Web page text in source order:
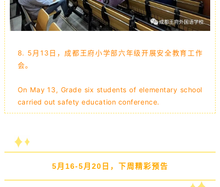
8. 5月13日，成都王府小学部六年级开展安全教育工作
会。
On May 13, Grade six students of elementary school
carried out safety education conference.
5月16-5月20日，下周精彩预告